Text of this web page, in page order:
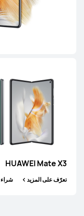
HUAWEI Mate X3
تعرّف على المزيد شراء